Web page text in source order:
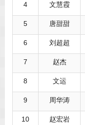
4 文慧霞
5 唐甜甜
6 刘超超
7 赵杰
8 文运
9 周华涛
10 赵宏岩